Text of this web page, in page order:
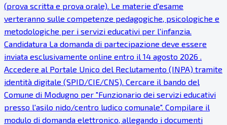
(prova scritta e prova orale). Le materie d'esame
verteranno sulle competenze pedagogiche, psicologiche e
metodologiche per i servizi educativi per l'infanzia.
Candidatura La domanda di partecipazione deve essere
inviata esclusivamente online entro il 14 agosto 2026 .
Accedere al Portale Unico del Reclutamento (INPA) tramite
identità digitale (SPID/CIE/CNS). Cercare il bando del
Comune di Modugno per "Funzionario dei servizi educativi
presso l'asilo nido/centro ludico comunale". Compilare il
modulo di domanda elettronico, allegando i documenti